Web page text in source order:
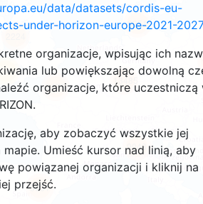
data/datasets/cordis-eu-
under-horizon-europe-2021-2027
organizacje, wpisując ich
lub powiększając dowolną
organizacje, które uczestniczą
aby zobaczyć wszystkie jej
mapie. Umieść kursor nad linią, aby
powiązanej organizacji i kliknij na
przejść.
54
5931
5473
3351
9043
13485